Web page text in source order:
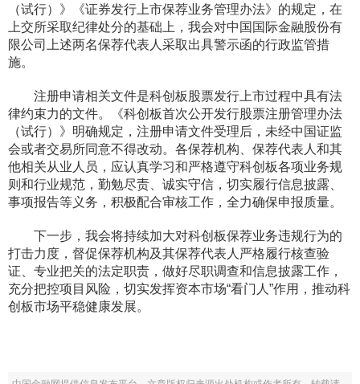
（试行）》《证券发行上市保荐业务管理办法》的规定，在
上交所采取纪律处分的基础上，我会对中国国际金融股份有
限公司上述两名保荐代表人采取出具警示函的行政监管措
施。
注册申请相关文件是科创板股票发行上市过程中具有法
律约束力的文件。《科创板首次公开发行股票注册管理办法
（试行）》明确规定，注册申请文件受理后，未经中国证监
会或者交易所同意不得改动。各保荐机构、保荐代表人和其
他相关从业人员，应认真学习和严格遵守科创板各项业务规
则和行业规范，勤勉尽责、诚实守信，切实履行信息披露、
事项报告等义务，积极配合审核工作，全力确保申报质量。
下一步，我会将持续加大对科创板保荐业务违规行为的
打击力度，督促保荐机构及其保荐代表人严格履行核查验
证、专业把关的法定职责，做好尽职调查和信息披露工作，
充分把控项目风险，切实发挥资本市场“看门人”作用，推动科
创板市场平稳健康发展。